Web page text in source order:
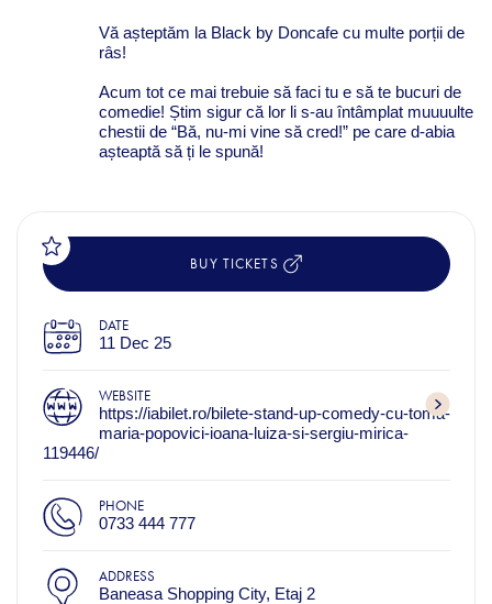
Vă așteptăm la Black by Doncafe cu multe porții de
râs!
Acum tot ce mai trebuie să faci tu e să te bucuri de
comedie! Știm sigur că lor li s-au întâmplat muuuulte
chestii de “Bă, nu-mi vine să cred!” pe care d-abia
așteaptă să ți le spună!
BUY TICKETS
DATE
11 Dec 25
WEBSITE
https://iabilet.ro/bilete-stand-up-comedy-cu-toma-
maria-popovici-ioana-luiza-si-sergiu-mirica-
119446/
PHONE
0733 444 777
ADDRESS
Baneasa Shopping City, Etaj 2